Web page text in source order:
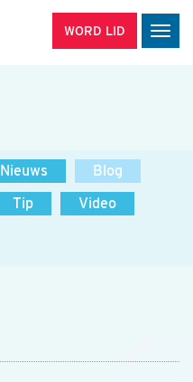
WORD LID
Nieuws
Blog
Tip
Video